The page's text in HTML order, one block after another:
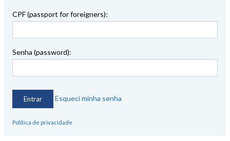
CPF (passport for foreigners):
Senha (password):
Esqueci minha senha
Política de privacidade